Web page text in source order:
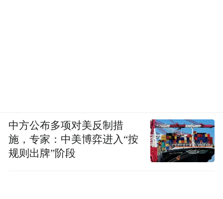
中方公布多项对美反制措
施，专家：中美博弈进入“按
规则出牌”阶段